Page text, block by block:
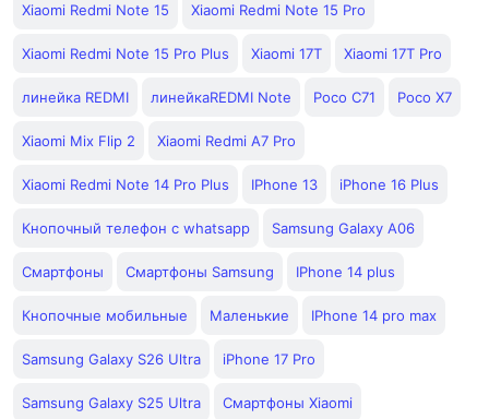
Xiaomi Redmi Note 15 Xiaomi Redmi Note 15 Pro
Xiaomi Redmi Note 15 Pro Plus Xiaomi 17T Xiaomi 17T Pro
линейка REDMI линейкаREDMI Note Poco C71 Poco X7
Xiaomi Mix Flip 2 Xiaomi Redmi A7 Pro
Xiaomi Redmi Note 14 Pro Plus IPhone 13 iPhone 16 Plus
Кнопочный телефон с whatsapp Samsung Galaxy A06
Смартфоны Смартфоны Samsung IPhone 14 plus
Кнопочные мобильные Маленькие IPhone 14 pro max
Samsung Galaxy S26 Ultra iPhone 17 Pro
Samsung Galaxy S25 Ultra Смартфоны Xiaomi